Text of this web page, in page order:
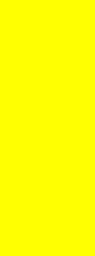
repositorio/7/2/